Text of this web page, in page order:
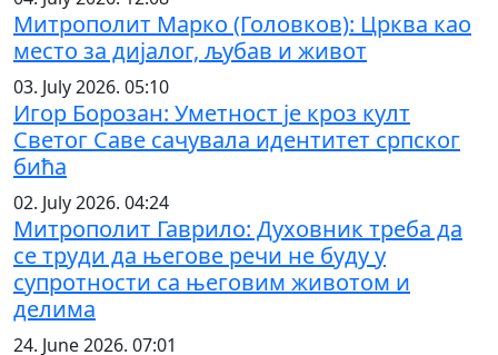
Митрополит Марко (Головков): Црква као
место за дијалог, љубав и живот
03. July 2026. 05:10
Игор Борозан: Уметност је кроз култ
Светог Саве сачувала идентитет српског
бића
02. July 2026. 04:24
Митрополит Гаврило: Духовник треба да
се труди да његове речи не буду у
супротности са његовим животом и
делима
24. June 2026. 07:01